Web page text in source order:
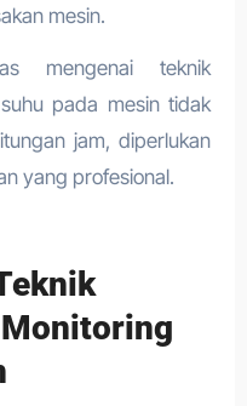
mesin.
mengenai teknik
pada mesin tidak
jam, diperlukan
yang profesional.